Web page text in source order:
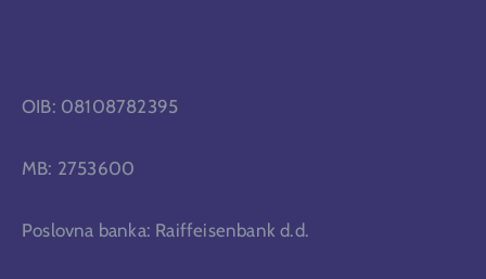
OIB: 08108782395
MB: 2753600
Poslovna banka: Raiffeisenbank d.d.